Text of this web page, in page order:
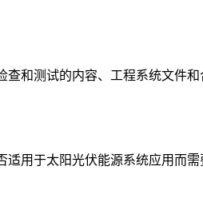
和测试的内容、工程系统文件
用于太阳光伏能源系统应用而